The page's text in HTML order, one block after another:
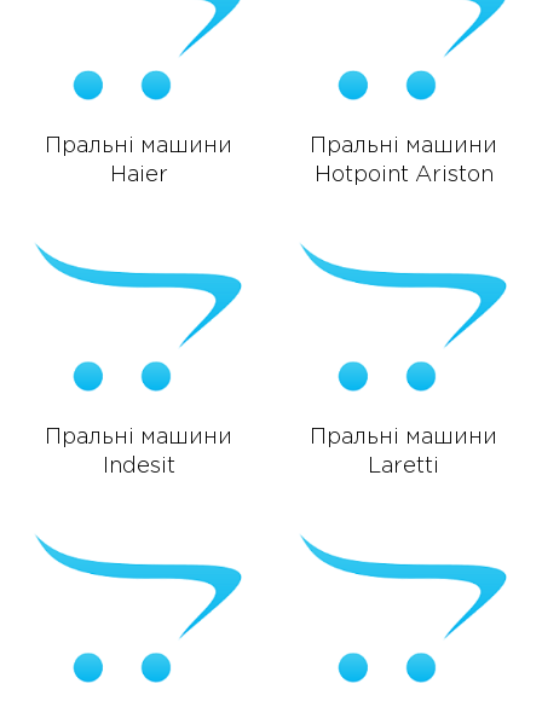
Пральні машини
Haier
Пральні машини
Hotpoint Ariston
Пральні машини
Indesit
Пральні машини
Laretti